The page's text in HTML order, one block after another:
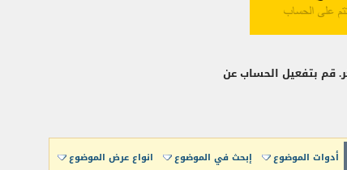
أدوات الموضوع إبحث في الموضوع انواع عرض الموضوع